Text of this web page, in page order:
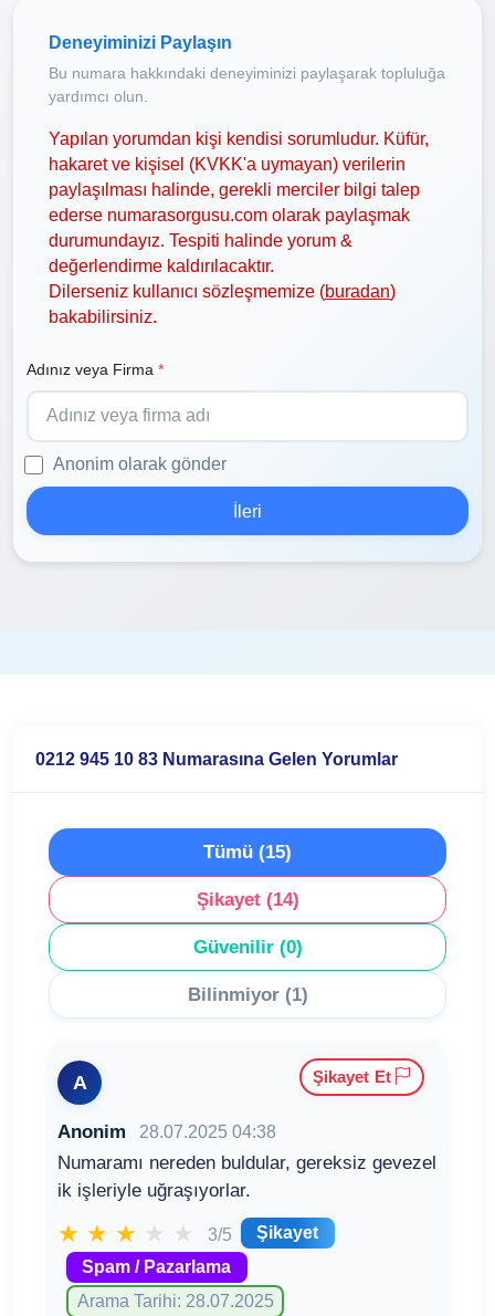
Deneyiminizi Paylaşın
Bu numara hakkındaki deneyiminizi paylaşarak topluluğa
yardımcı olun.
Yapılan yorumdan kişi kendisi sorumludur. Küfür,
hakaret ve kişisel (KVKK'a uymayan) verilerin
paylaşılması halinde, gerekli merciler bilgi talep
ederse numarasorgusu.com olarak paylaşmak
durumundayız. Tespiti halinde yorum &
değerlendirme kaldırılacaktır.
Dilerseniz kullanıcı sözleşmemize (buradan)
bakabilirsiniz.
Adınız veya Firma *
Anonim olarak gönder
İleri
0212 945 10 83 Numarasına Gelen Yorumlar
Tümü (15)
Şikayet (14)
Güvenilir (0)
Bilinmiyor (1)
A
Anonim 28.07.2025 04:38
Numaramı nereden buldular, gereksiz gevezel
ik işleriyle uğraşıyorlar.
★ ★ ★ ★ ★ 3/5
Şikayet
Spam / Pazarlama
Arama Tarihi: 28.07.2025
Şikayet Et